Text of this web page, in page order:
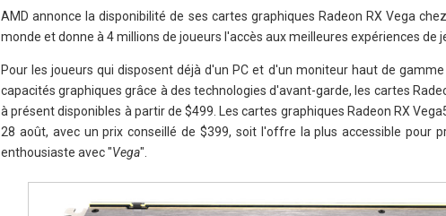
AMD annonce la disponibilité de ses cartes graphiques Radeon RX Vega
monde et donne à 4 millions de joueurs l'accès aux meilleures expériences de
Pour les joueurs qui disposent déjà d'un PC et d'un moniteur haut de
capacités graphiques grâce à des technologies d'avant-garde, les cartes
à présent disponibles à partir de $499. Les cartes graphiques Radeon RX
28 août, avec un prix conseillé de $399, soit l'offre la plus accessible pour
enthousiaste avec "Vega".